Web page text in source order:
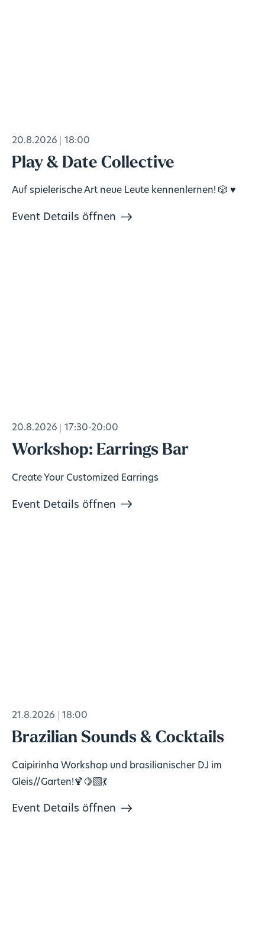
20.8.2026 18:00
Play & Date Collective
Auf spielerische Art neue Leute kennenlernen! 🎲 ♥️
Event Details öffnen
20.8.2026 17:30-20:00
Workshop: Earrings Bar
Create Your Customized Earrings
Event Details öffnen
21.8.2026 18:00
Brazilian Sounds & Cocktails
Caipirinha Workshop und brasilianischer DJ im
Gleis//Garten!🍹🍋‍🟩💃
Event Details öffnen